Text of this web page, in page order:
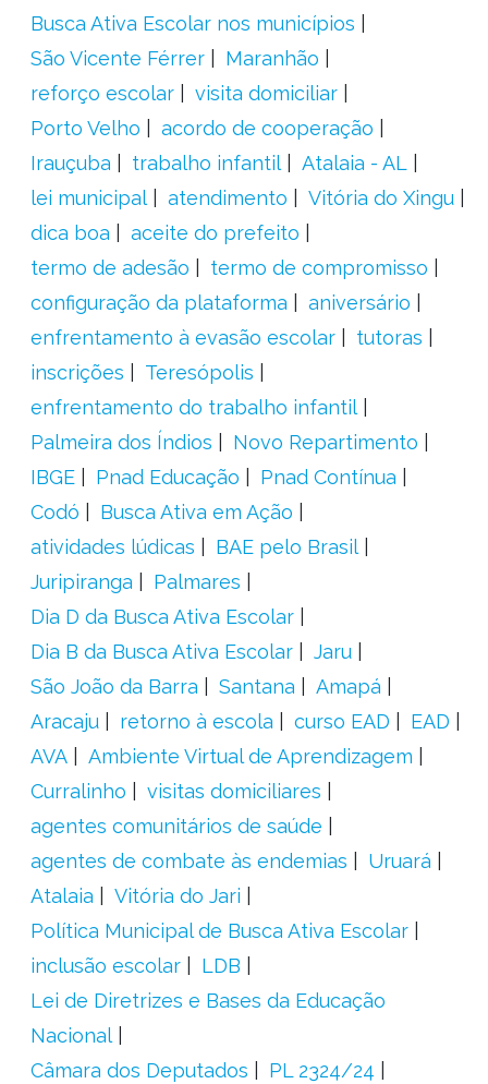
Busca Ativa Escolar nos municípios
São Vicente Férrer
Maranhão
reforço escolar
visita domiciliar
Porto Velho
acordo de cooperação
Irauçuba
trabalho infantil
Atalaia - AL
lei municipal
atendimento
Vitória do Xingu
dica boa
aceite do prefeito
termo de adesão
termo de compromisso
configuração da plataforma
aniversário
enfrentamento à evasão escolar
tutoras
inscrições
Teresópolis
enfrentamento do trabalho infantil
Palmeira dos Índios
Novo Repartimento
IBGE
Pnad Educação
Pnad Contínua
Codó
Busca Ativa em Ação
atividades lúdicas
BAE pelo Brasil
Juripiranga
Palmares
Dia D da Busca Ativa Escolar
Dia B da Busca Ativa Escolar
Jaru
São João da Barra
Santana
Amapá
Aracaju
retorno à escola curso EAD
EAD
AVA
Ambiente Virtual de Aprendizagem
Curralinho
visitas domiciliares
agentes comunitários de saúde
agentes de combate às endemias
Uruará
Atalaia
Vitória do Jari
Política Municipal de Busca Ativa Escolar
inclusão escolar
LDB
Lei de Diretrizes e Bases da Educação
Nacional
Câmara dos Deputados
PL 2324/24